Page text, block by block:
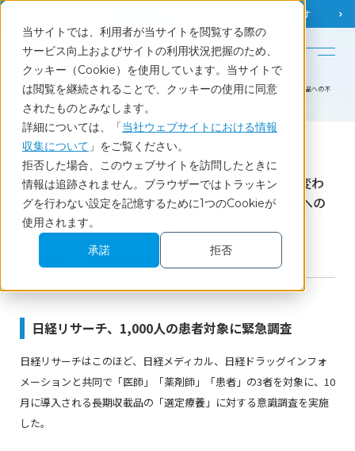
当サイトでは、利用者が当サイトを閲覧する際の
サービス向上およびサイトの利用状況把握のため、
クッキー（Cookie）を使用しています。当サイトで
は閲覧を継続されることで、クッキーの使用に同意
されたものとみなします。
詳細については、「当社ウェブサイトにおける情報
収集について 」をご覧ください。
拒否した場合、このウェブサイトを訪問したときに
情報は追跡されません。ブラウザーではトラッキン
グを行わない設定を記憶するために1つのCookieが
使用されます。
承諾
拒否
お役立ち情報を探す
English
「長期収載品の選定療養」スタートで薬の選択は変わるのか〈２〉－「子供には先発品」10％～後発品への不
安、10月以降の動向注視
Report
「長期収載品の選定療養」スタートで薬の選択は変わ
るのか〈２〉－「子供には先発品」10％～後発品への
不安、10月以降の動向注視
メディカル・ヘルスケア 調査レポート
日経リサーチ、1,000人の患者対象に緊急調査
日経リサーチはこのほど、日経メディカル、 日経ドラッグインフォ
メーション と共同で「医師」「薬剤師」「患者」の3者を対象に、10
月に導入される長期収載品の「選定療養」に対する意識調査を実施
した。